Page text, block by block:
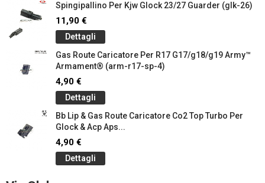
Spingipallino Per Kjw Glock 23/27 Guarder (glk-26)
11,90 €
Dettagli
Gas Route Caricatore Per R17 G17/g18/g19 Army™
Armament® (arm-r17-sp-4)
4,90 €
Dettagli
Bb Lip & Gas Route Caricatore Co2 Top Turbo Per
Glock & Acp Aps...
4,90 €
Dettagli